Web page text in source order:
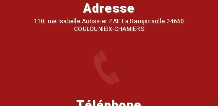
Adresse
110, rue Isabelle Autissier ZAE La Rampinsolle 24660
COULOUNIEIX-CHAMIERS